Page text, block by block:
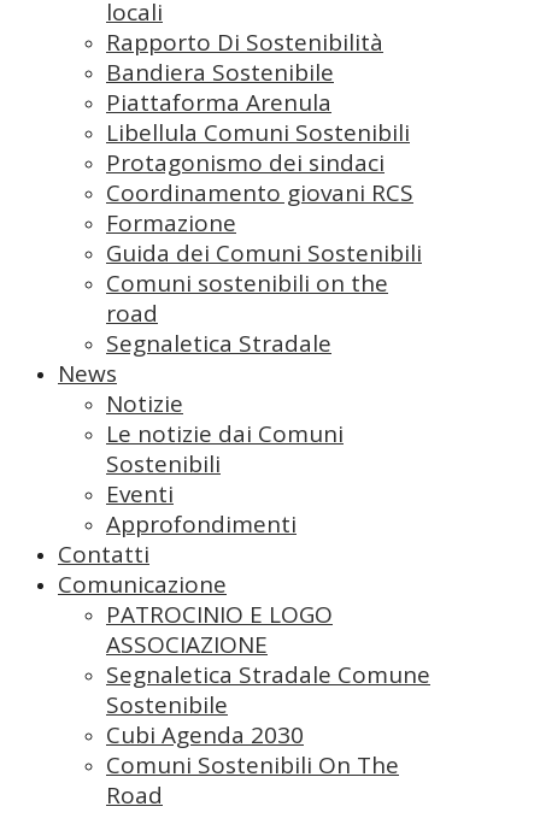
locali
Rapporto Di Sostenibilità
Bandiera Sostenibile
Piattaforma Arenula
Libellula Comuni Sostenibili
Protagonismo dei sindaci
Coordinamento giovani RCS
Formazione
Guida dei Comuni Sostenibili
Comuni sostenibili on the
road
Segnaletica Stradale
News
Notizie
Le notizie dai Comuni
Sostenibili
Eventi
Approfondimenti
Contatti
Comunicazione
PATROCINIO E LOGO
ASSOCIAZIONE
Segnaletica Stradale Comune
Sostenibile
Cubi Agenda 2030
Comuni Sostenibili On The
Road